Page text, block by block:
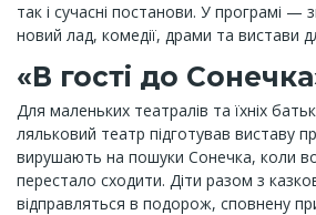
так і сучасні постанови. У програмі —
новий лад, комедії, драми та вистави
«В гості до
Для маленьких театралів та їхніх
ляльковий театр підготував виставу
вирушають на пошуки Сонечка, коли
перестало сходити. Діти разом з
відправляться в подорож, сповнену